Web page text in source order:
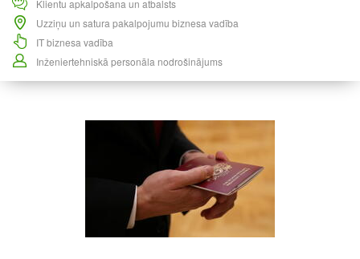
Klientu apkalpošana un atbalsts
Uzziņu un satura pakalpojumu biznesa vadība
IT biznesa vadība
Inženiertehniskā personāla nodrošinājums